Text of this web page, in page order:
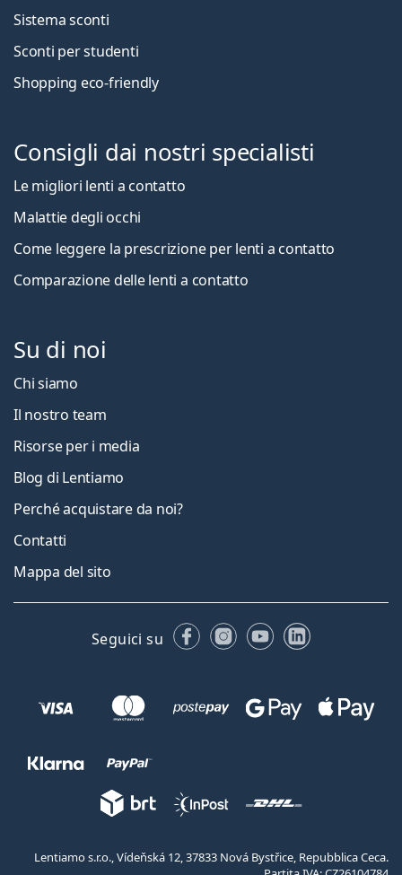
Sistema sconti
Sconti per studenti
Shopping eco-friendly
Consigli dai nostri specialisti
Le migliori lenti a contatto
Malattie degli occhi
Come leggere la prescrizione per lenti a contatto
Comparazione delle lenti a contatto
Su di noi
Chi siamo
Il nostro team
Risorse per i media
Blog di Lentiamo
Perché acquistare da noi?
Contatti
Mappa del sito
Seguici su FacebookInstagram
YouTubeLinkedIn
Lentiamo s.r.o., Vídeňská 12, 37833 Nová Bystřice, Repubblica Ceca.